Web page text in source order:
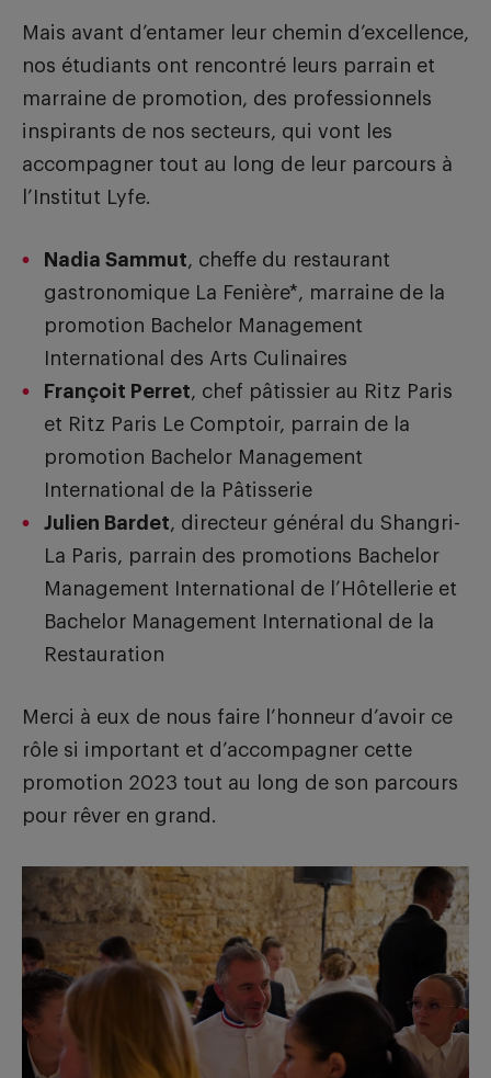
Mais avant d’entamer leur chemin d’excellence,
nos étudiants ont rencontré leurs parrain et
marraine de promotion, des professionnels
inspirants de nos secteurs, qui vont les
accompagner tout au long de leur parcours à
l’Institut Lyfe.
Nadia Sammut , cheffe du restaurant
gastronomique La Fenière*, marraine de la
promotion Bachelor Management
International des Arts Culinaires
Françoit Perret , chef pâtissier au Ritz Paris
et Ritz Paris Le Comptoir, parrain de la
promotion Bachelor Management
International de la Pâtisserie
Julien Bardet , directeur général du Shangri-
La Paris, parrain des promotions Bachelor
Management International de l’Hôtellerie et
Bachelor Management International de la
Restauration
Merci à eux de nous faire l’honneur d’avoir ce
rôle si important et d’accompagner cette
promotion 2023 tout au long de son parcours
pour rêver en grand.